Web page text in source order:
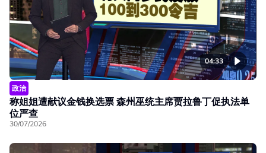
04:33
政治
称姐姐遭献议金钱换选票 森州巫统主席贾拉鲁丁促执法单
位严查
30/07/2026